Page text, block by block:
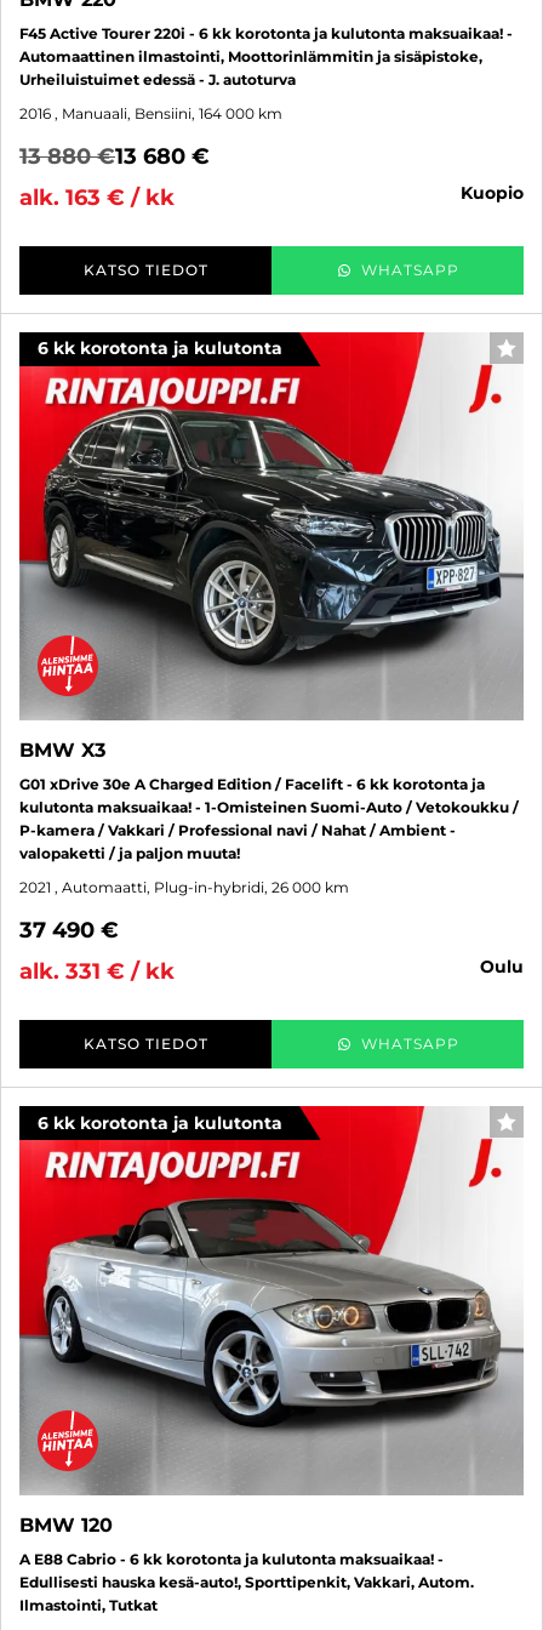
F45 Active Tourer 220i - 6 kk korotonta ja kulutonta maksuaikaa! -
Automaattinen ilmastointi, Moottorinlämmitin ja sisäpistoke,
Urheiluistuimet edessä - J. autoturva
2016 , Manuaali, Bensiini, 164 000 km
13 880 €13 680 €
alk. 163 € / kk
kuopio
KATSO TIEDOT WHATSAPP
6 kk korotonta ja kulutonta
BMW X3
G01 xDrive 30e A Charged Edition / Facelift - 6 kk korotonta ja
kulutonta maksuaikaa! - 1-Omisteinen Suomi-Auto / Vetokoukku /
P-kamera / Vakkari / Professional navi / Nahat / Ambient -
valopaketti / ja paljon muuta!
2021 , Automaatti, Plug-in-hybridi, 26 000 km
37 490 €
alk. 331 € / kk
oulu
KATSO TIEDOT WHATSAPP
6 kk korotonta ja kulutonta
BMW 120
A E88 Cabrio - 6 kk korotonta ja kulutonta maksuaikaa! -
Edullisesti hauska kesä-auto!, Sporttipenkit, Vakkari, Autom.
Ilmastointi, Tutkat